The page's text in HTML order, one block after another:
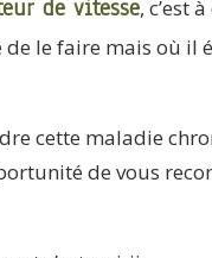
de vitesse, c’est
de le faire mais où il
cette maladie
de vous